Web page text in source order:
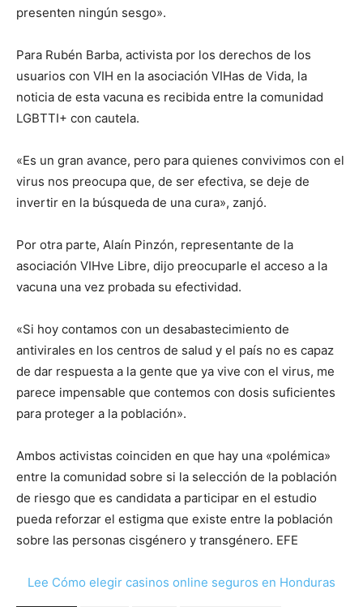
presenten ningún sesgo».
Para Rubén Barba, activista por los derechos de los
usuarios con VIH en la asociación VIHas de Vida, la
noticia de esta vacuna es recibida entre la comunidad
LGBTTI+ con cautela.
«Es un gran avance, pero para quienes convivimos con el
virus nos preocupa que, de ser efectiva, se deje de
invertir en la búsqueda de una cura», zanjó.
Por otra parte, Alaín Pinzón, representante de la
asociación VIHve Libre, dijo preocuparle el acceso a la
vacuna una vez probada su efectividad.
«Si hoy contamos con un desabastecimiento de
antivirales en los centros de salud y el país no es capaz
de dar respuesta a la gente que ya vive con el virus, me
parece impensable que contemos con dosis suficientes
para proteger a la población».
Ambos activistas coinciden en que hay una «polémica»
entre la comunidad sobre si la selección de la población
de riesgo que es candidata a participar en el estudio
pueda reforzar el estigma que existe entre la población
sobre las personas cisgénero y transgénero. EFE
Lee Cómo elegir casinos online seguros en Honduras